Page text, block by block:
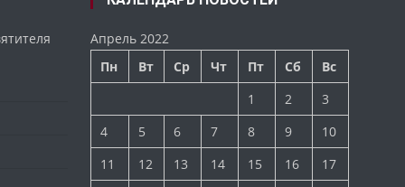
Апрель 2022
Пн
Вт Ср Чт Пт Сб
Вс
1
2
3
4
5 6 7 8 9
10
11
12 13 14 15 16
17